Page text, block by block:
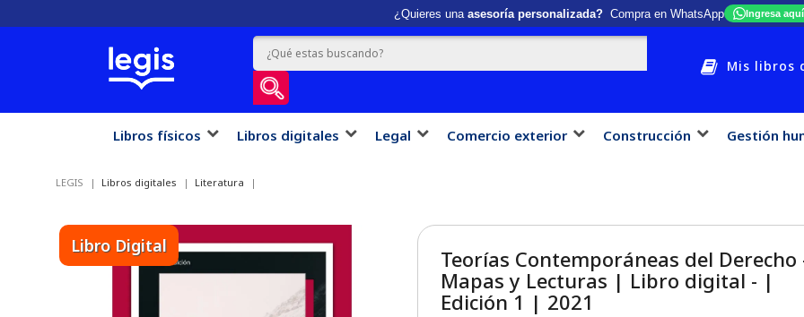
¿Quieres una asesoría personalizada?Compra en WhatsApp Ingresa aquí
Mis libros
Libros físicos Libros digitales Legal Comercio exterior Construcción Gestión
LEGIS Libros digitales Literatura
Libro Digital
Teorías Contemporáneas del Derecho
Mapas y Lecturas | Libro digital - |
Edición 1 | 2021